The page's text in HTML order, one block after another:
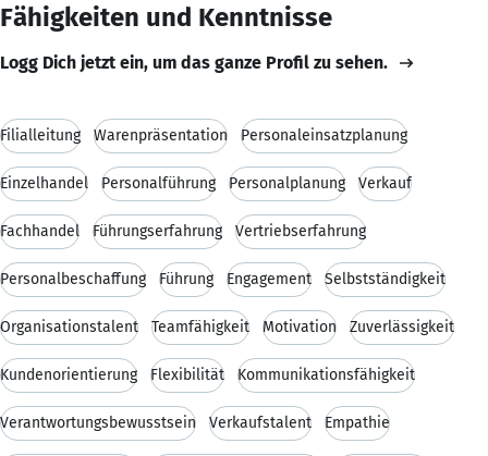
Fähigkeiten und Kenntnisse
Logg Dich jetzt ein, um das ganze Profil zu sehen.
Filialleitung Warenpräsentation Personaleinsatzplanung
Einzelhandel Personalführung Personalplanung Verkauf
Fachhandel Führungserfahrung Vertriebserfahrung
Personalbeschaffung Führung Engagement Selbstständigkeit
Organisationstalent Teamfähigkeit Motivation Zuverlässigkeit
Kundenorientierung Flexibilität Kommunikationsfähigkeit
Verantwortungsbewusstsein Verkaufstalent Empathie